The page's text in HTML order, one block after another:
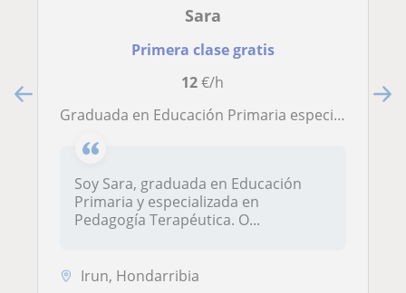
Sara
Primera clase gratis
12€/h
Graduada en Educación Primaria especializada en Pedagogía Terapéutica
Soy Sara, graduada en Educación
Primaria y especializada en
Pedagogía Terapéutica. O...
Irun, Hondarribia